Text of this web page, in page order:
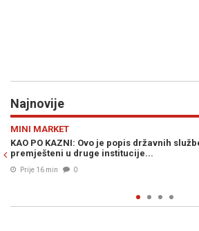
Najnovije
su
SVIJET
AMERIKANCI ZVONE NA
ograničenim napadom...
Prije 29 min